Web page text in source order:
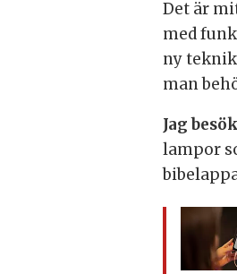
Det är
med
ny
man
Jag
lampor